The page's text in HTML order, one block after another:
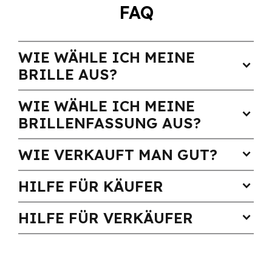
FAQ
WIE WÄHLE ICH MEINE
BRILLE AUS?
expand_more
WIE WÄHLE ICH MEINE
BRILLENFASSUNG AUS?
expand_more
WIE VERKAUFT MAN GUT? expand_more
HILFE FÜR KÄUFER expand_more
HILFE FÜR VERKÄUFER expand_more